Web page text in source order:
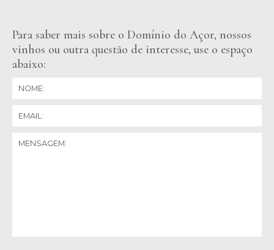
Para saber mais sobre o Domínio do Açor, nossos
vinhos ou outra questão de interesse, use o espaço
abaixo: